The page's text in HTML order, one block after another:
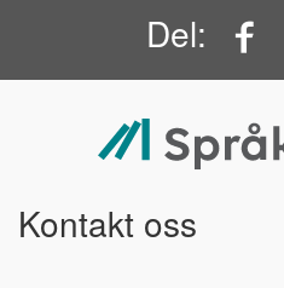
Del:
Kontakt oss